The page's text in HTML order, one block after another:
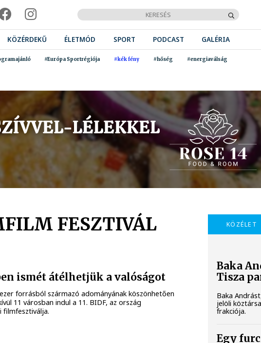
KÖZÉRDEKŰ ÉLETMÓD SPORT PODCAST GALÉRIA
#Európa Sportrégiója #kék fény #hőség #energiaválság
FESZTIVÁL
ismét átélhetjük a valóságot
forrásból származó adományának köszönhetően
11 városban indul a 11. BIDF, az ország
filmfesztiválja.
KÖZÉLET
Baka
Tisza
Baka
jelöli
frakciója.
Egy